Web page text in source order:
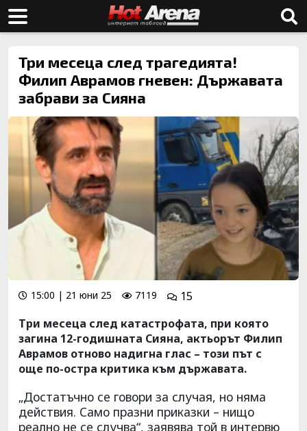
Три месеца след трагедията!
Филип Аврамов гневен: Държавата
забрави за Сияна
15:00 | 21 юни 25 7119
15
Три месеца след катастрофата, при която
загина 12-годишната Сияна, актьорът Филип
Аврамов отново надигна глас – този път с
още по-остра критика към държавата.
„Достатъчно се говори за случая, но няма
действия. Само празни приказки – нищо
реално не се случва“, заявява той в интервю